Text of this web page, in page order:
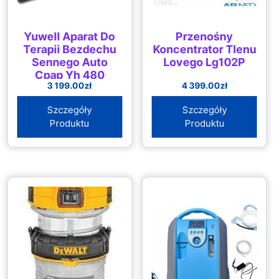
Yuwell Aparat Do
Terapii Bezdechu
Sennego Auto
Cpap Yh 480
3 199.00zł
Szczegóły
Produktu
Przenośny
Koncentrator Tlenu
Lovego Lg102P
4 399.00zł
Szczegóły
Produktu